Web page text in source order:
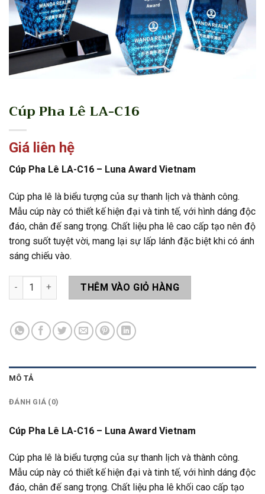
Cúp Pha Lê LA-C16
Giá liên hệ
Cúp Pha Lê LA-C16 – Luna Award Vietnam
Cúp pha lê là biểu tượng của sự thanh lịch và thành công.
Mẫu cúp này có thiết kế hiện đại và tinh tế, với hình dáng độc
đáo, chân đế sang trọng. Chất liệu pha lê cao cấp tạo nên độ
trong suốt tuyệt vời, mang lại sự lấp lánh đặc biệt khi có ánh
sáng chiếu vào.
Cúp Pha Lê LA-C16 số lượngTHÊM VÀO GIỎ HÀNG
MÔ TẢ
ĐÁNH GIÁ (0)
Cúp Pha Lê LA-C16 – Luna Award Vietnam
Cúp pha lê là biểu tượng của sự thanh lịch và thành công.
Mẫu cúp này có thiết kế hiện đại và tinh tế, với hình dáng độc
đáo, chân đế sang trọng. Chất liệu pha lê khối cao cấp tạo